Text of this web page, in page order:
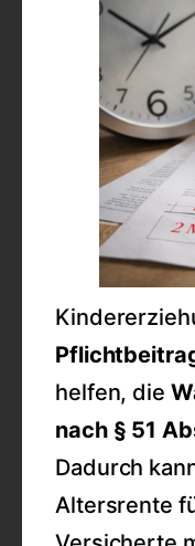
helfen, die
nach § 51
Dadurch
Altersrente